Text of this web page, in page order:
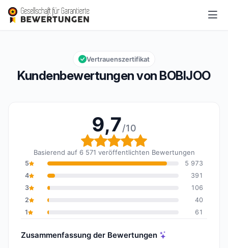
BOBIJOO
Gesamtbewertung: 9,7 von 10
9,7/10
Kundenbewertungen von BOBIJOO
Vertrauenszertifikat
9,7/10
Gesamtbewertung: 9,7
Basierend auf 6 571 veröffentlichten Bewertungen
5
5 973
4
391
3
106
2
40
1
61
Zusammenfassung der Bewertungen